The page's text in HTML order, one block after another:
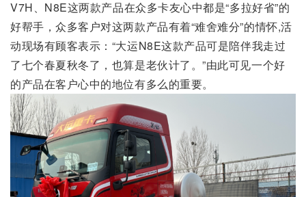
V7H、N8E这两款产品在众多卡友心中都是“多拉好省”的
好帮手，众多客户对这两款产品有着“难舍难分”的情怀,活
动现场有顾客表示：“大运N8E这款产品可是陪伴我走过
了七个春夏秋冬了，也算是老伙计了。”由此可见一个好
的产品在客户心中的地位有多么的重要。